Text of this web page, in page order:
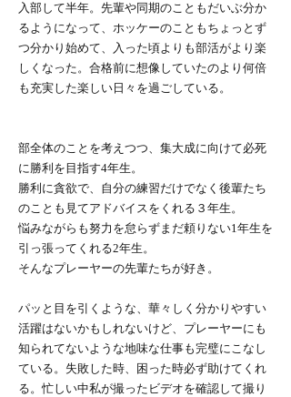
入部して半年。先輩や同期のこともだいぶ分か
るようになって、ホッケーのこともちょっとず
つ分かり始めて、入った頃よりも部活がより楽
しくなった。合格前に想像していたのより何倍
も充実した楽しい日々を過ごしている。
部全体のことを考えつつ、集大成に向けて必死
に勝利を目指す4年生。
勝利に貪欲で、自分の練習だけでなく後輩たち
のことも見てアドバイスをくれる３年生。
悩みながらも努力を怠らずまだ頼りない1年生を
引っ張ってくれる2年生。
そんなプレーヤーの先輩たちが好き。
パッと目を引くような、華々しく分かりやすい
活躍はないかもしれないけど、プレーヤーにも
知られてないような地味な仕事も完璧にこなし
ている。失敗した時、困った時必ず助けてくれ
る。忙しい中私が撮ったビデオを確認して撮り